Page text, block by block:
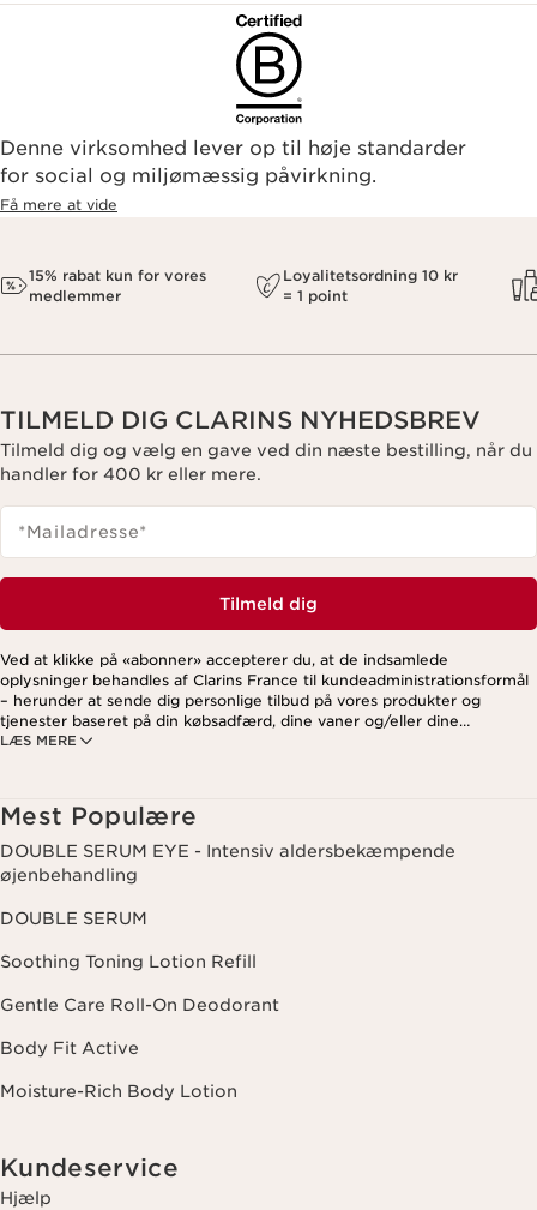
Denne virksomhed lever op til høje standarder
for social og miljømæssig påvirkning.
Få mere at vide
15% rabat kun for vores
medlemmer
Loyalitetsordning 10 kr
= 1 point
TILMELD DIG CLARINS NYHEDSBREV
Tilmeld dig og vælg en gave ved din næste bestilling, når du
handler for 400 kr eller mere.
*Mailadresse*
Tilmeld dig
LÆS MERE
Ved at klikke på «abonner» accepterer du, at de indsamlede
oplysninger behandles af Clarins France til kundeadministrationsformål
– herunder at sende dig personlige tilbud på vores produkter og
tjenester baseret på din købsadfærd, dine vaner og/eller dine
interesser. Dette kan også omfatte visning på sociale medier og
nyhedsbrev. For mere information om, hvordan vi håndterer dine data
og dine rettigheder, se venligst vores
Mest Populære
DOUBLE SERUM EYE - Intensiv aldersbekæmpende
øjenbehandling
DOUBLE SERUM
Soothing Toning Lotion Refill
Gentle Care Roll-On Deodorant
Body Fit Active
Moisture-Rich Body Lotion
Kundeservice
Hjælp